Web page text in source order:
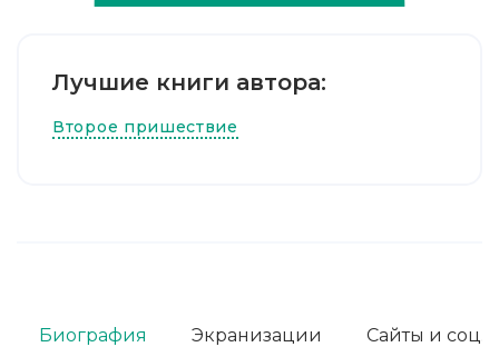
Лучшие книги автора:
Второе пришествие
Биография Экранизации Сайты и соц.